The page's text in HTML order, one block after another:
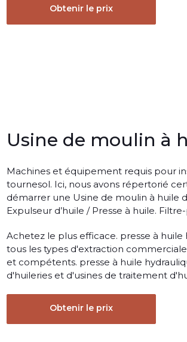
Obtenir le prix
Usine de moulin à
Machines et équipement requis pour
tournesol. Ici, nous avons répertorié
démarrer une Usine de moulin à huile
Expulseur d’huile / Presse à huile.
Achetez le plus efficace. presse à
tous les types d'extraction
et compétents. presse à huile
d'huileries et d'usines de traitement
Obtenir le prix